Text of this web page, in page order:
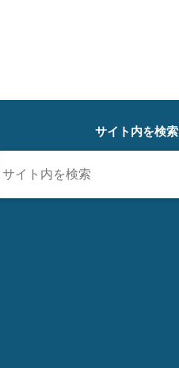
サイト内を検索